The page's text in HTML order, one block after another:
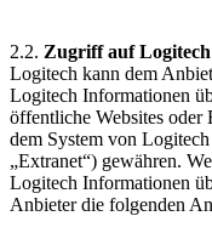
2.2. Zugriff auf
Logitech kann dem
Logitech Informationen
öffentliche Websites oder
dem System von
„Extranet“) gewähren.
Logitech Informationen
Anbieter die folgenden